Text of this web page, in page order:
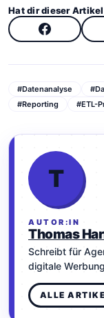
Hat dir dieser
#Datenanalyse
#Reporting
#ETL-
T
AUTOR:IN
Thomas
Schreibt für
digitale
ALLE